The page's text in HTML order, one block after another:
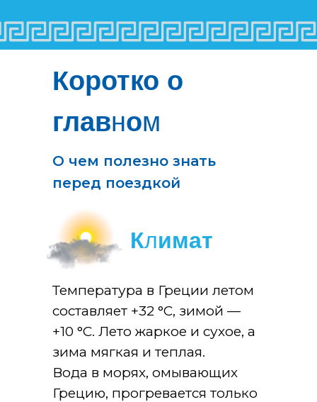
Температура в Греции летом
составляет +32 °C, зимой —
+10 °C. Лето жаркое и сухое, а
зима мягкая и теплая.
Вода в морях, омывающих
Грецию, прогревается только
Коротко о
главном
О чем полезно знать
перед поездкой
Климат